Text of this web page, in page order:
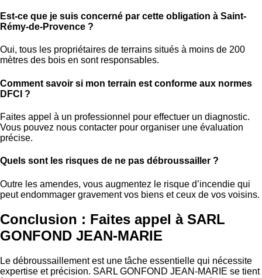
Est-ce que je suis concerné par cette obligation à Saint-
Rémy-de-Provence ?
Oui, tous les propriétaires de terrains situés à moins de 200
mètres des bois en sont responsables.
Comment savoir si mon terrain est conforme aux normes
DFCI ?
Faites appel à un professionnel pour effectuer un diagnostic.
Vous pouvez nous contacter pour organiser une évaluation
précise.
Quels sont les risques de ne pas débroussailler ?
Outre les amendes, vous augmentez le risque d’incendie qui
peut endommager gravement vos biens et ceux de vos voisins.
Conclusion : Faites appel à SARL
GONFOND JEAN-MARIE
Le débroussaillement est une tâche essentielle qui nécessite
expertise et précision. SARL GONFOND JEAN-MARIE se tient